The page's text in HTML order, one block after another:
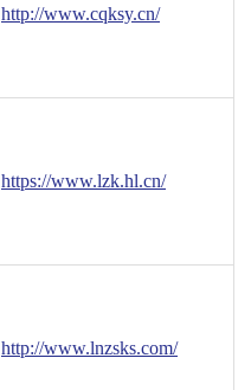
http://www.cqksy.cn/
https://www.lzk.hl.cn/
http://www.lnzsks.com/